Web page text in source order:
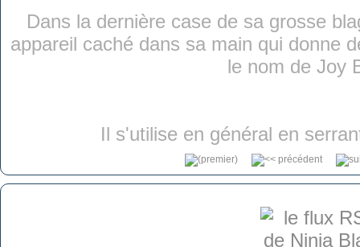
Dans la dernière case de sa grosse
appareil caché dans sa main qui donne
le nom de Joy
Il s'utilise en général en